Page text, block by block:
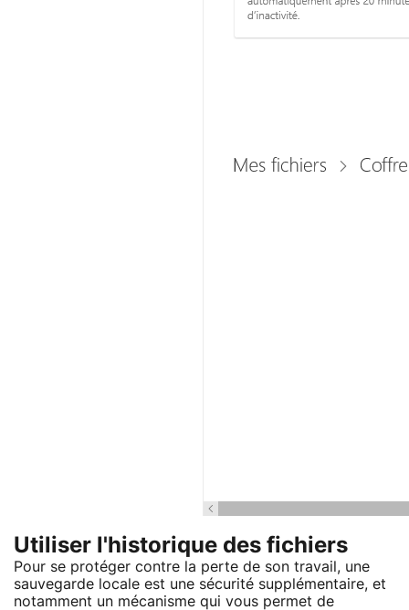
Utiliser l'historique des fichiers
Pour se protéger contre la perte de son travail, une
sauvegarde locale est une sécurité supplémentaire, et
notamment un mécanisme qui vous permet de